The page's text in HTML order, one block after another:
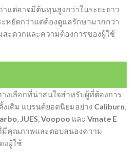
แต่อาจมีต้นทุนสูงกว่าในระยะยาว
หยัดกว่าแต่ต้องดูแลรักษามากกว่า
ะดวกและความต้องการของผู้ใช้
งเลือกที่น่าสนใจสำหรับผู้ที่ต้องการ
เดิม แบรนด์ยอดนิยมอย่าง Caliburn,
, JUES,Voopoo และ Vmate E
คุณภาพและตอบสนองความ
งผู้ใช้